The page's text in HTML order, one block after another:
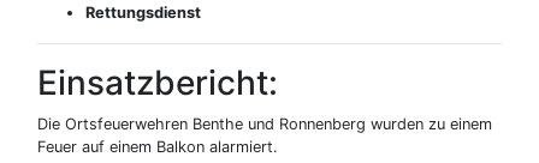
Rettungsdienst
Einsatzbericht:
Die Ortsfeuerwehren Benthe und Ronnenberg wurden zu einem
Feuer auf einem Balkon alarmiert.